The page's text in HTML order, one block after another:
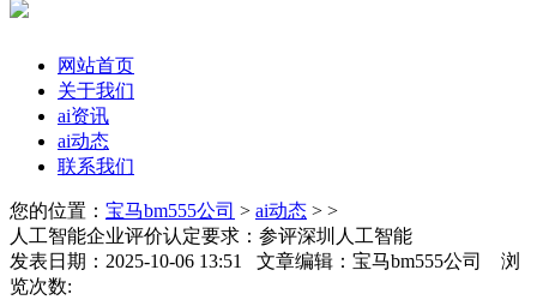
网站首页
关于我们
ai资讯
ai动态
联系我们
您的位置： 宝马bm555公司 > ai动态 > >
人工智能企业评价认定要求：参评深圳人工智能
发表日期：2025-10-06 13:51 文章编辑：宝马bm555公司 浏
览次数: